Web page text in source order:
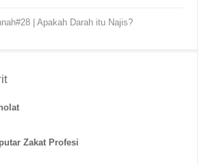
| Apakah Darah itu Najis?
Zakat Profesi